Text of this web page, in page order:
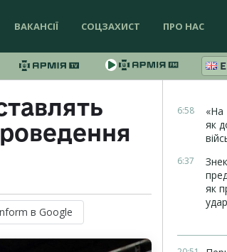
ВАКАНСІЇ СОЦЗАХИСТ ПРО НАС
в Google
6:58
«На
як
6:37
як